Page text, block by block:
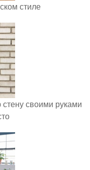
стиле
своими руками